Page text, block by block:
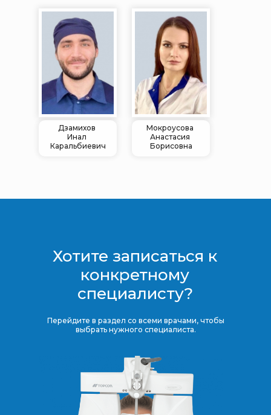
Дзамихов
Инал
Каральбиевич
Мокроусова
Анастасия
Борисовна
Хотите записаться к
конкретному
специалисту?
Перейдите в раздел со всеми врачами, чтобы
выбрать нужного специалиста.